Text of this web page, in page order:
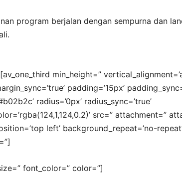
program berjalan dengan sempurna dan
min_height=”
padding=’15px’
radius=’0px’ radius_sync=’true’
src=” attachment=”
left’ background_repeat=’no-
font_color=” color=”]